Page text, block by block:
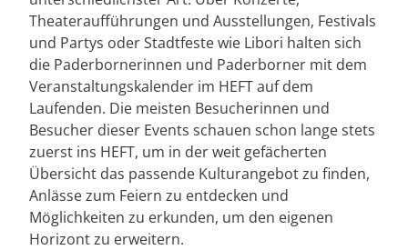
Theateraufführungen und Ausstellungen, Festivals
und Partys oder Stadtfeste wie Libori halten sich
die Paderbornerinnen und Paderborner mit dem
Veranstaltungskalender im HEFT auf dem
Laufenden. Die meisten Besucherinnen und
Besucher dieser Events schauen schon lange stets
zuerst ins HEFT, um in der weit gefächerten
Übersicht das passende Kulturangebot zu finden,
Anlässe zum Feiern zu entdecken und
Möglichkeiten zu erkunden, um den eigenen
Horizont zu erweitern.